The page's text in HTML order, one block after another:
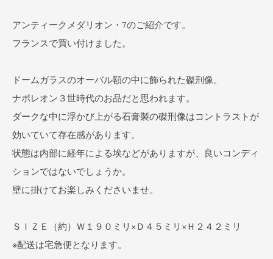
アンティークメダリオン・7のご紹介です。
フランスで買い付けました。
ドームガラスのオーバル額の中に飾られた磔刑像。
ナポレオン３世時代のお品だと思われます。
ダークな中に浮かび上がる石膏製の磔刑像はコントラストが
効いていて存在感があります。
状態は内部に経年による埃などがありますが、良いコンディ
ションではないでしょうか。
壁に掛けてお楽しみくださいませ。
ＳＩＺＥ（約）Ｗ１９０ミリ×Ｄ４５ミリ×Ｈ２４２ミリ
※配送は宅急便となります。